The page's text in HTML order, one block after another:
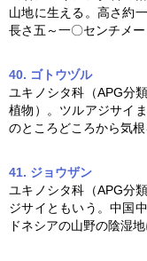
山地に生える。高さ約
長さ五～一〇センチメ
40. ゴトウヅル
ユキノシタ科（APG分類
植物）。ツルアジサイ
のところどころから気
41. ジョウザン
ユキノシタ科（APG分類
ジサイ ともいう。中国
ドネシアの山野の陰湿